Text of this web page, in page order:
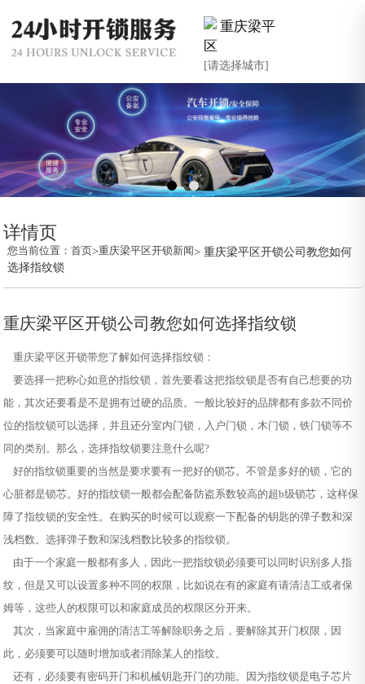
重庆梁平
区
[请选择城市]
详情页
您当前位置： 首页>重庆梁平区开锁新闻> 重庆梁平区开锁公司教您如何
选择指纹锁
重庆梁平区开锁公司教您如何选择指纹锁
重庆梁平区开锁带您了解如何选择指纹锁：
要选择一把称心如意的指纹锁，首先要看这把指纹锁是否有自己想要的功
能，其次还要看是不是拥有过硬的品质。一般比较好的品牌都有多款不同价
位的指纹锁可以选择，并且还分室内门锁，入户门锁，木门锁，铁门锁等不
同的类别。那么，选择指纹锁要注意什么呢?
好的指纹锁重要的当然是要求要有一把好的锁芯。不管是多好的锁，它的
心脏都是锁芯。好的指纹锁一般都会配备防盗系数较高的超b级锁芯，这样保
障了指纹锁的安全性。在购买的时候可以观察一下配备的钥匙的弹子数和深
浅档数。选择弹子数和深浅档数比较多的指纹锁。
由于一个家庭一般都有多人，因此一把指纹锁必须要可以同时识别多人指
纹，但是又可以设置多种不同的权限，比如说在有的家庭有请清洁工或者保
姆等，这些人的权限可以和家庭成员的权限区分开来。
其次，当家庭中雇佣的清洁工等解除职务之后，要解除其开门权限，因
此，必须要可以随时增加或者消除某人的指纹。
还有，必须要有密码开门和机械钥匙开门的功能。因为指纹锁是电子芯片